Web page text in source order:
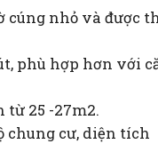
cúng nhỏ và được
phù hợp hơn với
từ 25 -27m2.
chung cư, diện tích